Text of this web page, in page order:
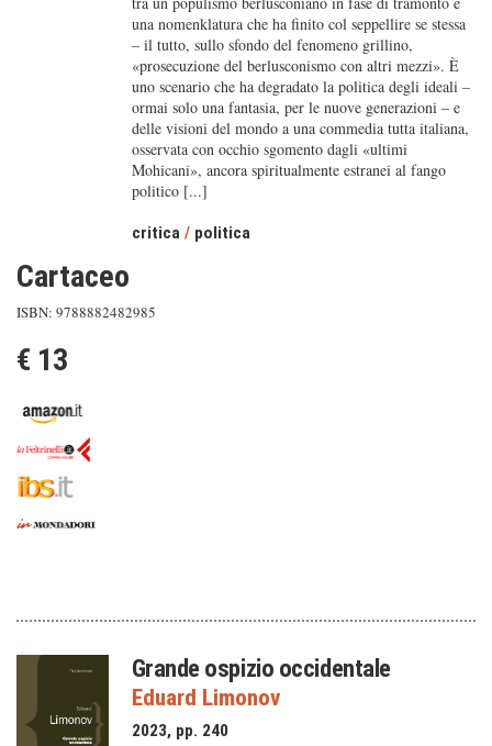
una nomenklatura che ha finito col seppellire se stessa
– il tutto, sullo sfondo del fenomeno grillino,
«prosecuzione del berlusconismo con altri mezzi». È
uno scenario che ha degradato la politica degli ideali –
ormai solo una fantasia, per le nuove generazioni – e
delle visioni del mondo a una commedia tutta italiana,
osservata con occhio sgomento dagli «ultimi
Mohicani», ancora spiritualmente estranei al fango
politico [...]
critica / politica
Cartaceo
ISBN: 9788882482985
€ 13
Grande ospizio occidentale
Eduard Limonov
2023, pp. 240